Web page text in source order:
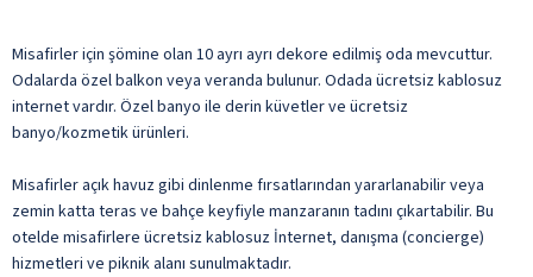
Misafirler için şömine olan 10 ayrı ayrı dekore edilmiş oda mevcuttur.
Odalarda özel balkon veya veranda bulunur. Odada ücretsiz kablosuz
internet vardır. Özel banyo ile derin küvetler ve ücretsiz
banyo/kozmetik ürünleri.
Misafirler açık havuz gibi dinlenme fırsatlarından yararlanabilir veya
zemin katta teras ve bahçe keyfiyle manzaranın tadını çıkartabilir. Bu
otelde misafirlere ücretsiz kablosuz İnternet, danışma (concierge)
hizmetleri ve piknik alanı sunulmaktadır.